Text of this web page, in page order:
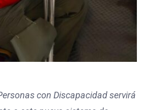
con Discapacidad servirá